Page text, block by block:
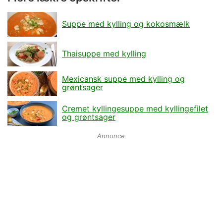
Suppe med kylling og kokosmælk
Thaisuppe med kylling
Mexicansk suppe med kylling og
grøntsager
Cremet kyllingesuppe med kyllingefilet
og grøntsager
Annonce